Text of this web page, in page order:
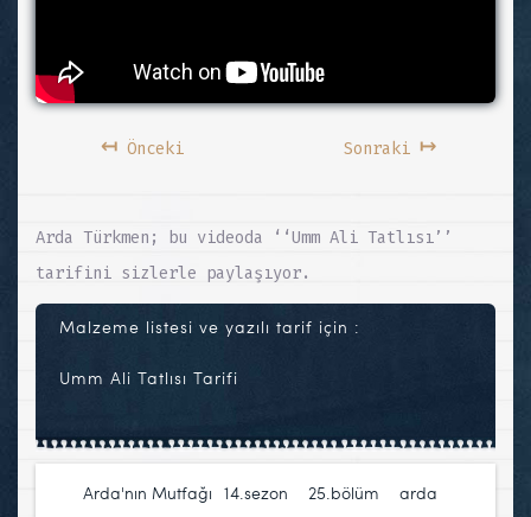
↤Önceki Sonraki ↦
Arda Türkmen; bu videoda ‘‘Umm Ali Tatlısı’’
tarifini sizlerle paylaşıyor.
Malzeme listesi ve yazılı tarif için :
Umm Ali Tatlısı Tarifi
Arda'nın Mutfağı 14.sezon 25.bölüm
arda